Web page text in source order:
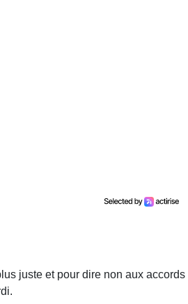
juste et pour dire non aux